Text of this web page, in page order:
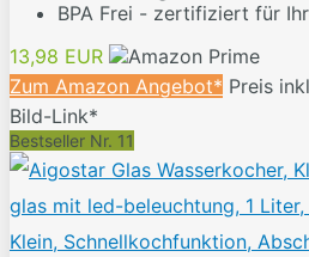
BPA Frei - zertifiziert für
13,98 EUR
Zum Amazon Angebot* Preis
Bild-Link*
Bestseller Nr. 11